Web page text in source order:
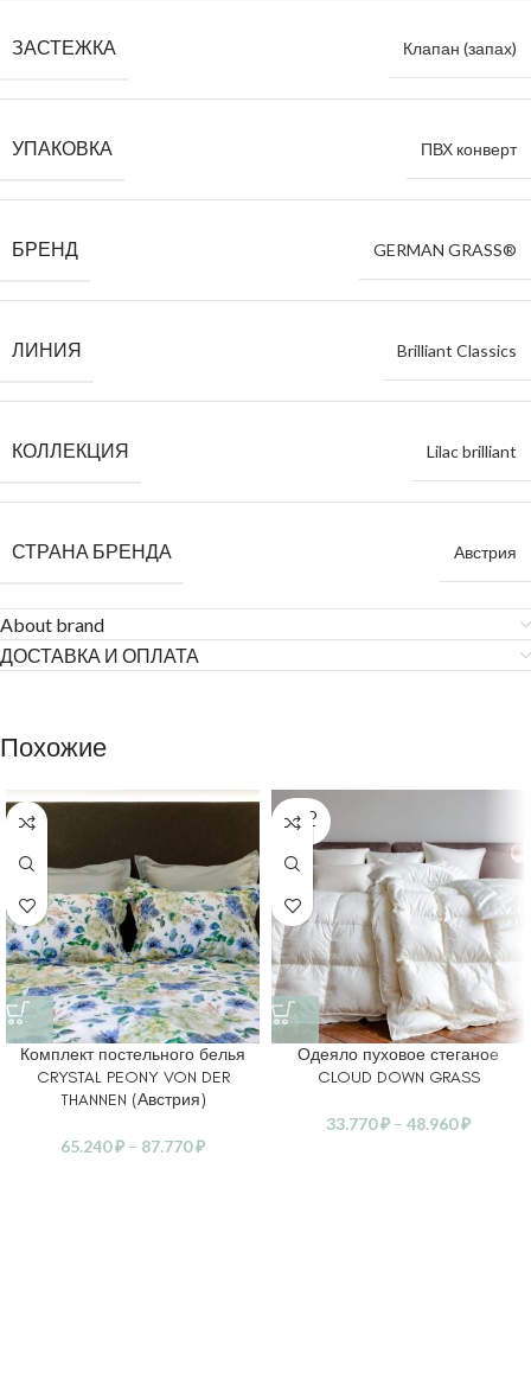
ЗАСТЕЖКА Клапан (запах)
УПАКОВКА ПВХ конверт
БРЕНД GERMAN GRASS®
ЛИНИЯ Brilliant Classics
КОЛЛЕКЦИЯ Lilac brilliant
СТРАНА БРЕНДА Австрия
About brand
ДОСТАВКА И ОПЛАТА
Похожие
Комплект постельного белья
CRYSTAL PEONY VON DER
THANNEN (Австрия)
65.240₽ – 87.770₽
SOLD
OUT
Одеяло пуховое стеганое
CLOUD DOWN GRASS
33.770₽ – 48.960₽